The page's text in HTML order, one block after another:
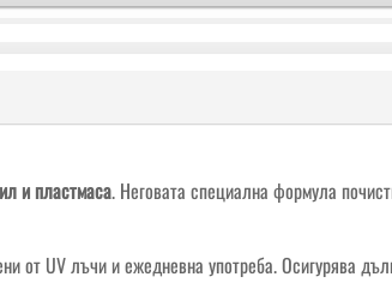
и пластмаса. Неговата специална формула
от UV лъчи и ежедневна употреба. Осигурява